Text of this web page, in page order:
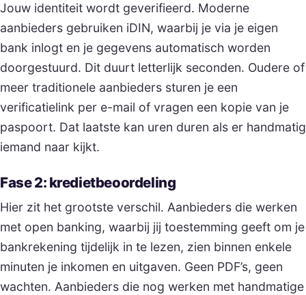
Jouw identiteit wordt geverifieerd. Moderne
aanbieders gebruiken iDIN, waarbij je via je eigen
bank inlogt en je gegevens automatisch worden
doorgestuurd. Dit duurt letterlijk seconden. Oudere of
meer traditionele aanbieders sturen je een
verificatielink per e-mail of vragen een kopie van je
paspoort. Dat laatste kan uren duren als er handmatig
iemand naar kijkt.
Fase 2: kredietbeoordeling
Hier zit het grootste verschil. Aanbieders die werken
met open banking, waarbij jij toestemming geeft om je
bankrekening tijdelijk in te lezen, zien binnen enkele
minuten je inkomen en uitgaven. Geen PDF’s, geen
wachten. Aanbieders die nog werken met handmatige